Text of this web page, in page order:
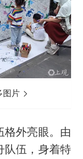
图片
格外亮眼。由
队伍，身着特